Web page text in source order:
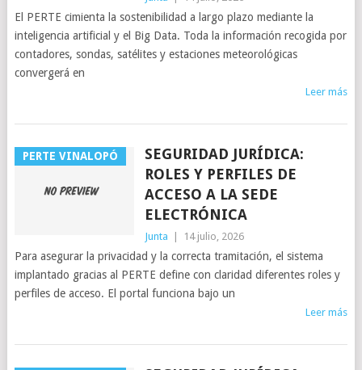
El PERTE cimienta la sostenibilidad a largo plazo mediante la
inteligencia artificial y el Big Data. Toda la información recogida por
contadores, sondas, satélites y estaciones meteorológicas
convergerá en
Leer más
PERTE VINALOPÓ
SEGURIDAD JURÍDICA:
ROLES Y PERFILES DE
ACCESO A LA SEDE
ELECTRÓNICA
Junta | 14 julio, 2026
Para asegurar la privacidad y la correcta tramitación, el sistema
implantado gracias al PERTE define con claridad diferentes roles y
perfiles de acceso. El portal funciona bajo un
Leer más